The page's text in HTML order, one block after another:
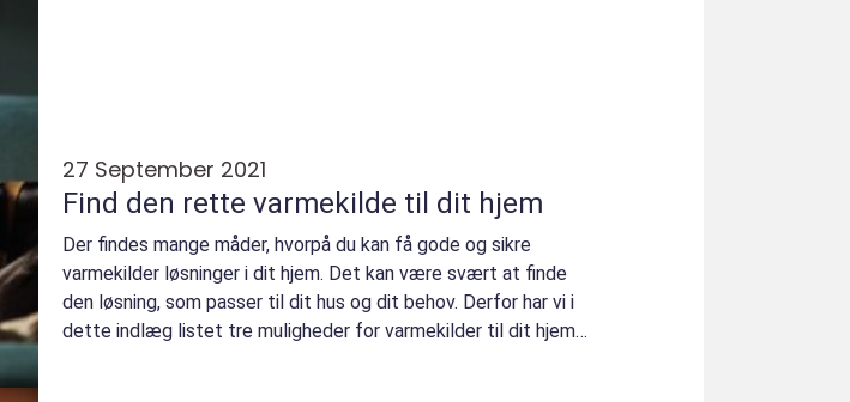
27 September 2021
Find den rette varmekilde til dit hjem
Der findes mange måder, hvorpå du kan få gode og sikre
varmekilder løsninger i dit hjem. Det kan være svært at finde
den løsning, som passer til dit hus og dit behov. Derfor har vi i
dette indlæg listet tre muligheder for varmekilder til dit hjem.